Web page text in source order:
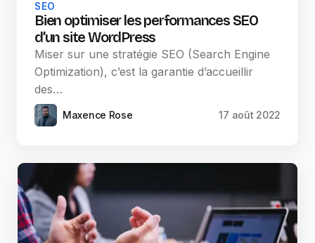
SEO
Bien optimiser les performances SEO
d’un site WordPress
Miser sur une stratégie SEO (Search Engine
Optimization), c’est la garantie d’accueillir
des…
Maxence Rose 17 août 2022